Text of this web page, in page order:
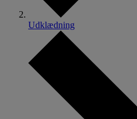
Udklædning